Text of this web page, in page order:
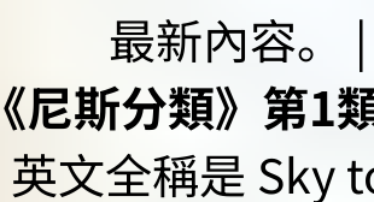
最新內容。
尼斯分類》第
英文全稱是 Sky